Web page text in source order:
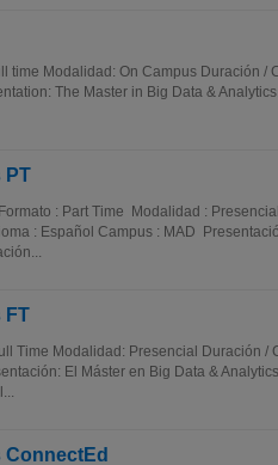
time Modalidad: On Campus Duración /
The Master in Big Data &
PT
: Part Time Modalidad :
: Español Campus : MAD
FT
Time Modalidad: Presencial Duración /
El Máster en Big Data &
ConnectEd